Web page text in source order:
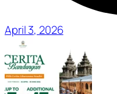
April 3, 2026